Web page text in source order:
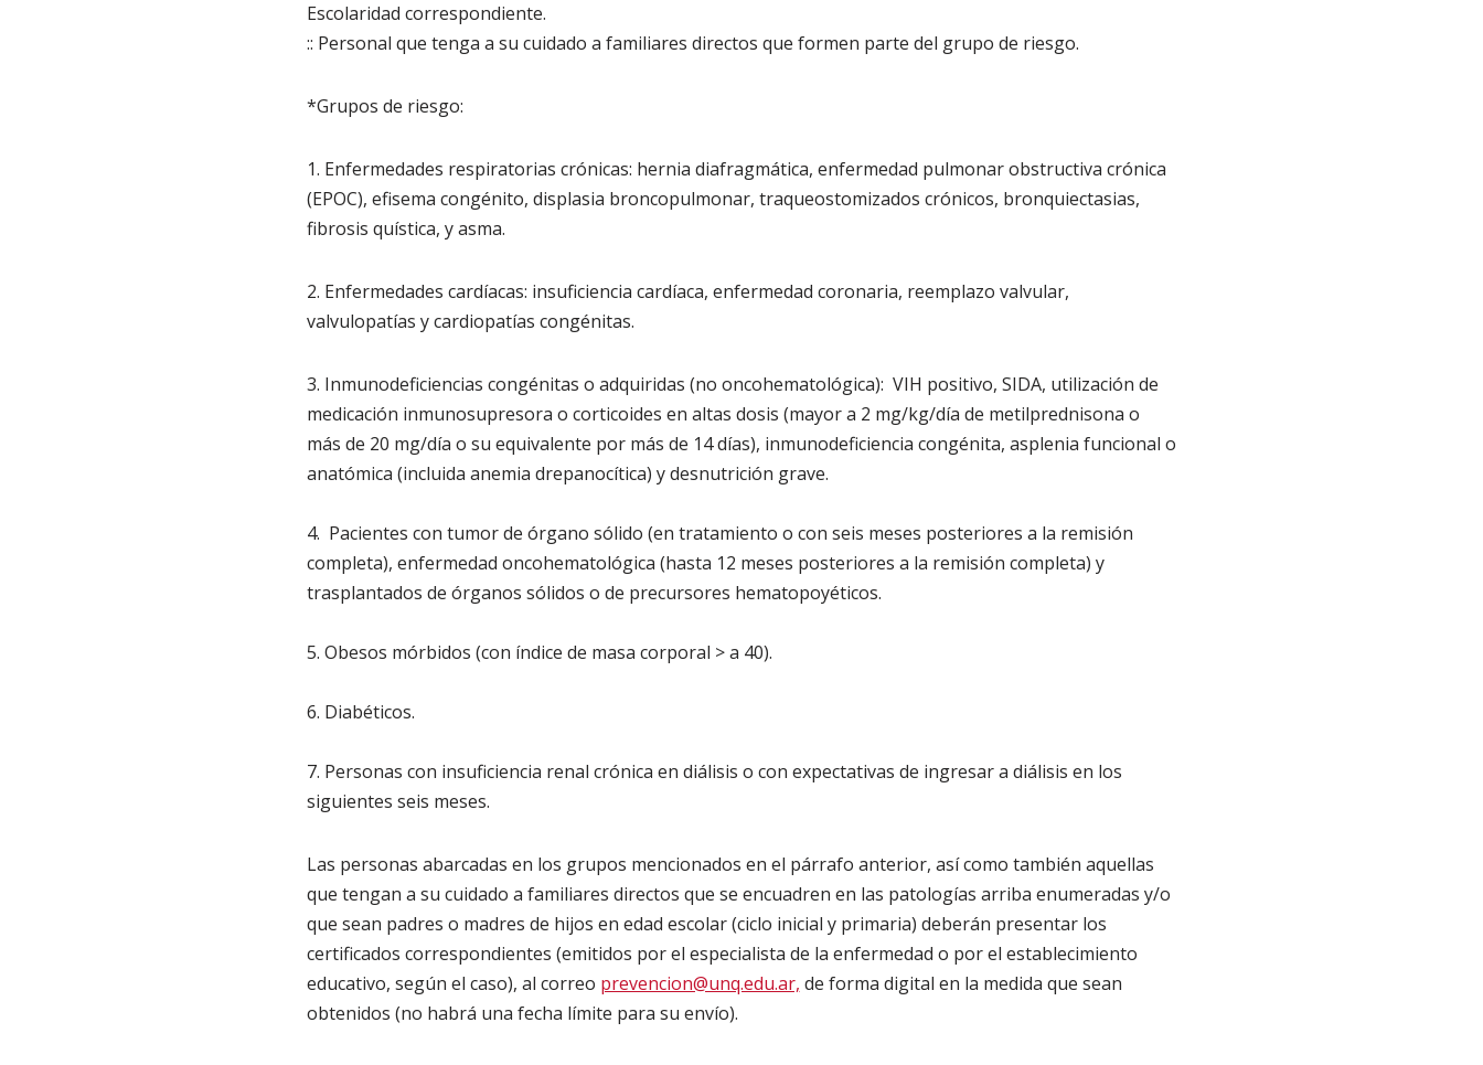
Escolaridad correspondiente.
:: Personal que tenga a su cuidado a familiares directos que formen parte del grupo de riesgo.
*Grupos de riesgo:
1. Enfermedades respiratorias crónicas: hernia diafragmática, enfermedad pulmonar obstructiva crónica
(EPOC), efisema congénito, displasia broncopulmonar, traqueostomizados crónicos, bronquiectasias,
fibrosis quística, y asma.
2. Enfermedades cardíacas: insuficiencia cardíaca, enfermedad coronaria, reemplazo valvular,
valvulopatías y cardiopatías congénitas.
3. Inmunodeficiencias congénitas o adquiridas (no oncohematológica): VIH positivo, SIDA, utilización de
medicación inmunosupresora o corticoides en altas dosis (mayor a 2 mg/kg/día de metilprednisona o
más de 20 mg/día o su equivalente por más de 14 días), inmunodeficiencia congénita, asplenia funcional o
anatómica (incluida anemia drepanocítica) y desnutrición grave.
4. Pacientes con tumor de órgano sólido (en tratamiento o con seis meses posteriores a la remisión
completa), enfermedad oncohematológica (hasta 12 meses posteriores a la remisión completa) y
trasplantados de órganos sólidos o de precursores hematopoyéticos.
5. Obesos mórbidos (con índice de masa corporal > a 40).
6. Diabéticos.
7. Personas con insuficiencia renal crónica en diálisis o con expectativas de ingresar a diálisis en los
siguientes seis meses.
Las personas abarcadas en los grupos mencionados en el párrafo anterior, así como también aquellas
que tengan a su cuidado a familiares directos que se encuadren en las patologías arriba enumeradas y/o
que sean padres o madres de hijos en edad escolar (ciclo inicial y primaria) deberán presentar los
certificados correspondientes (emitidos por el especialista de la enfermedad o por el establecimiento
educativo, según el caso), al correo prevencion@unq.edu.ar, de forma digital en la medida que sean
obtenidos (no habrá una fecha límite para su envío).